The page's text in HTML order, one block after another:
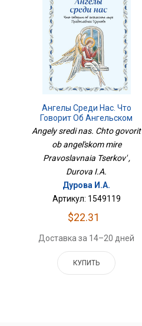
Ангелы Среди Нас. Что
Говорит Об Ангельском
Мире Православная Церковь
Angely sredi nas. Chto govorit
ob angel'skom mire
Pravoslavnaia Tserkov' ,
Durova I.A.
Дурова И.А.
Артикул: 1549119
$22.31
Доставка за 14–20 дней
КУПИТЬ